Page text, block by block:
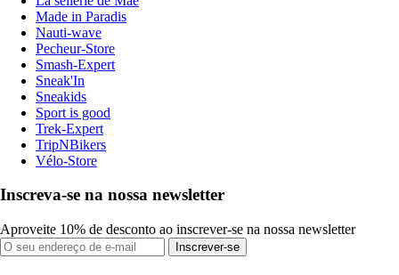
Made in Paradis
Nauti-wave
Pecheur-Store
Smash-Expert
Sneak'In
Sneakids
Sport is good
Trek-Expert
TripNBikers
Vélo-Store
Inscreva-se na nossa newsletter
Aproveite 10% de desconto ao inscrever-se na nossa newsletter
Inscrever-se